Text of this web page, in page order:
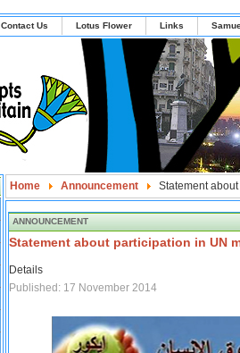
Contact Us Lotus Flower Links
Home Announcement Statement
ANNOUNCEMENT
Statement about participation in UN
Details
Published: 17 November 2014